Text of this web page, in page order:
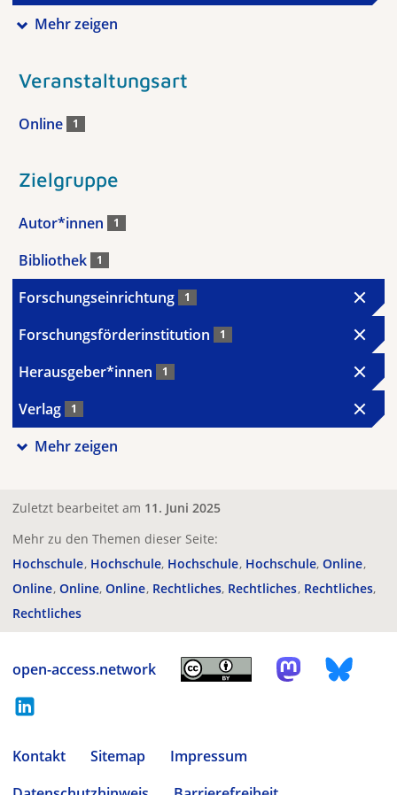
Mehr zeigen
Veranstaltungsart
Online 1
Zielgruppe
Autor*innen 1
Bibliothek 1
Forschungseinrichtung 1
Forschungsförderinstitution 1
Herausgeber*innen 1
Verlag 1
Mehr zeigen
Zuletzt bearbeitet am 11. Juni 2025
Mehr zu den Themen dieser Seite:
Hochschule Hochschule Hochschule Hochschule Online
Online Online Online Rechtliches Rechtliches Rechtliches
Rechtliches
open-access.network
Kontakt Sitemap
Impressum